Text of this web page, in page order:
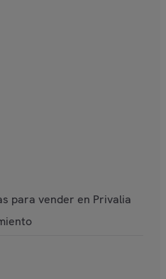
para vender en Privalia